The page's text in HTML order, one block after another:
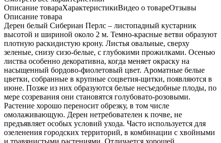
Описание товараХарактеристикиВидео о товареОтзывы
Описание товара
Дерен белый Сибериан Перлс – листопадный кустарник
высотой и шириной около 2 м. Темно-красные ветви образуют
плотную раскидистую крону. Листья овальные, сверху
зеленые, снизу сизо-белые, с глубокими прожилками. Осенью
листва особенно декоративна, когда меняет окраску на
насыщенный бордово-фиолетовый цвет. Ароматные белые
цветки, собранные в крупные соцветия-щитки, появляются в
июне. Позже из них образуются белые несъедобные плоды, по
мере созревания они становятся голубовато-розовыми.
Растение хорошо переносит обрезку, в том числе
омолаживающую. Дерен нетребователен к почве, не
предъявляет особых условий ухода. Часто используется для
озеленения городских территорий, в комбинации с хвойными